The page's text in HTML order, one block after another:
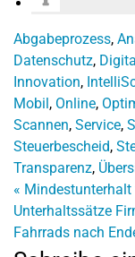
Abgabeprozess,
Datenschutz,
Innovation,
Mobil, Online,
Scannen, Service,
Steuerbescheid,
Transparenz,
« Mindestunterhalt
Unterhaltssätze
Fahrrads nach